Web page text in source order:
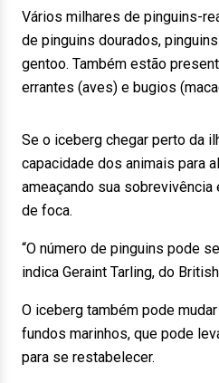
Vários milhares de pinguins-
de pinguins dourados,
gentoo. Também estão
errantes (aves) e bugios
Se o iceberg chegar perto da
capacidade dos animais para
ameaçando sua
de foca.
“O número de pinguins pode
indica Geraint Tarling, do
O iceberg também pode
fundos marinhos, que pode
para se restabelecer.